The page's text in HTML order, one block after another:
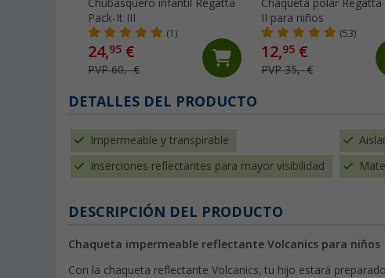
Chubasquero infantil Regatta
Pack-It III
(1)
24,95 €
PVP 60,- €
Chaqueta polar Regatta
II para niños
(53)
12,95 €
PVP 35,- €
DETALLES DEL PRODUCTO
Impermeable y transpirable
Inserciones reflectantes para mayor visibilidad
DESCRIPCIÓN DEL PRODUCTO
Chaqueta impermeable reflectante Volcanics para niños
Con la chaqueta reflectante Volcanics, tu hijo estará